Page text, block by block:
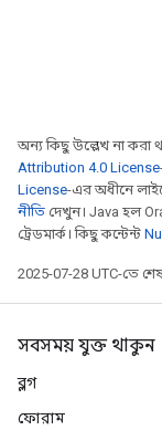
অন্য কিছু উল্লেখ না করা
Attribution 4.0 License
License-এর অধীনে
নীতি দেখুন। Java হল
ট্রেডমার্ক। কিছু কন্টেন্ট
2025-07-28 UTC-তে
সবসময় যুক্ত থাকুন
ব্লগ
ফোরাম